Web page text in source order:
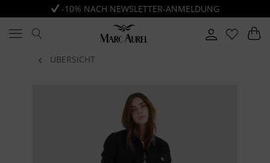
-10% NACH NEWSLETTER-ANMELDUNG
ÜBERSICHT